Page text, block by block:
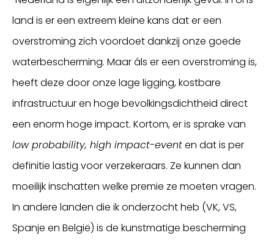
land is er een extreem kleine kans dat er een
overstroming zich voordoet dankzij onze goede
waterbescherming. Maar áls er een overstroming is,
heeft deze door onze lage ligging, kostbare
infrastructuur en hoge bevolkingsdichtheid direct
een enorm hoge impact. Kortom, er is sprake van
low probability, high impact-eventen dat is per
definitie lastig voor verzekeraars. Ze kunnen dan
moeilijk inschatten welke premie ze moeten vragen.
In andere landen die ik onderzocht heb (VK, VS,
Spanje en België) is de kunstmatige bescherming